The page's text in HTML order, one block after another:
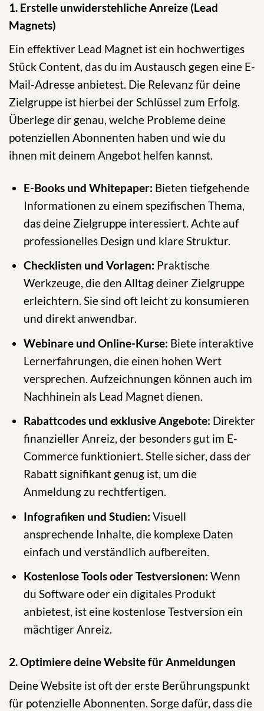
1. Erstelle unwiderstehliche Anreize (Lead
Magnets)
Ein effektiver Lead Magnet ist ein hochwertiges
Stück Content, das du im Austausch gegen eine E-
Mail-Adresse anbietest. Die Relevanz für deine
Zielgruppe ist hierbei der Schlüssel zum Erfolg.
Überlege dir genau, welche Probleme deine
potenziellen Abonnenten haben und wie du
ihnen mit deinem Angebot helfen kannst.
E-Books und Whitepaper: Bieten tiefgehende
Informationen zu einem spezifischen Thema,
das deine Zielgruppe interessiert. Achte auf
professionelles Design und klare Struktur.
Checklisten und Vorlagen: Praktische
Werkzeuge, die den Alltag deiner Zielgruppe
erleichtern. Sie sind oft leicht zu konsumieren
und direkt anwendbar.
Webinare und Online-Kurse: Biete interaktive
Lernerfahrungen, die einen hohen Wert
versprechen. Aufzeichnungen können auch im
Nachhinein als Lead Magnet dienen.
Rabattcodes und exklusive Angebote: Direkter
finanzieller Anreiz, der besonders gut im E-
Commerce funktioniert. Stelle sicher, dass der
Rabatt signifikant genug ist, um die
Anmeldung zu rechtfertigen.
Infografiken und Studien: Visuell
ansprechende Inhalte, die komplexe Daten
einfach und verständlich aufbereiten.
Kostenlose Tools oder Testversionen: Wenn
du Software oder ein digitales Produkt
anbietest, ist eine kostenlose Testversion ein
mächtiger Anreiz.
2. Optimiere deine Website für Anmeldungen
Deine Website ist oft der erste Berührungspunkt
für potenzielle Abonnenten. Sorge dafür, dass die